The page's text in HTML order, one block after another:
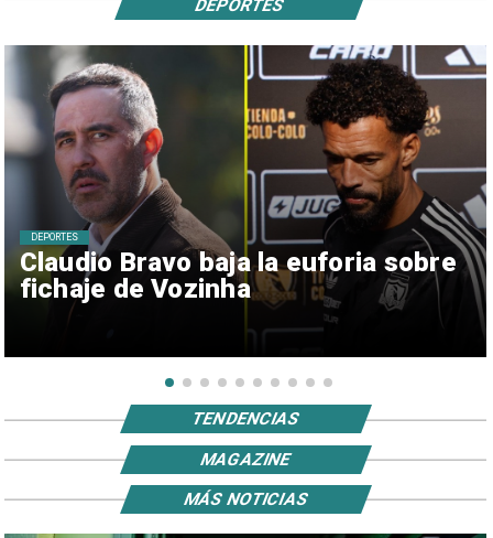
Claudio Bravo baja la euforia sobre
fichaje de Vozinha
DEPORTES
DEPORTES
TENDENCIAS
MAGAZINE
MÁS NOTICIAS